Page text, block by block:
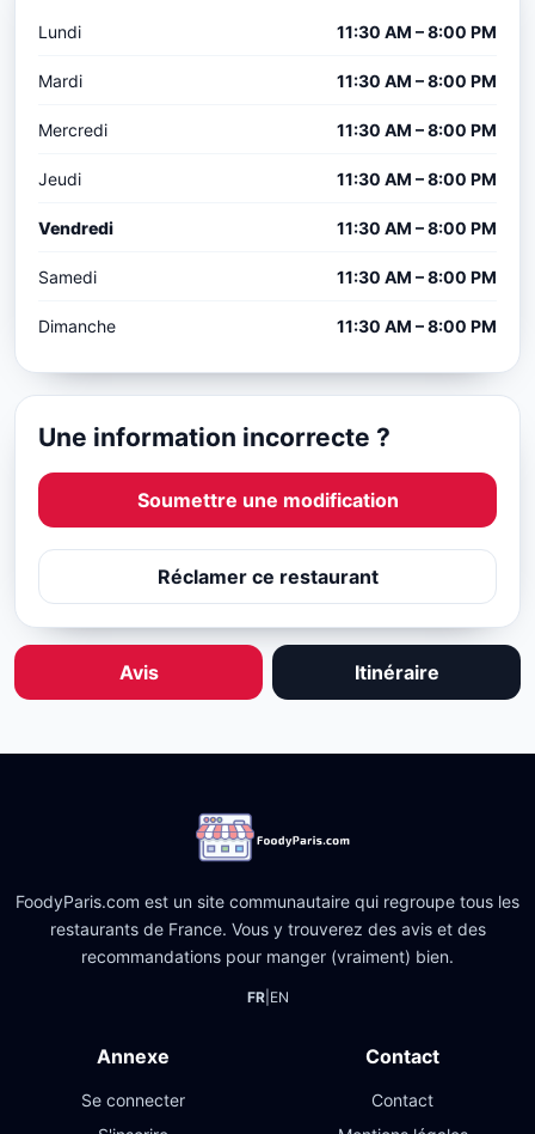
Lundi 11:30 AM – 8:00 PM
Mardi 11:30 AM – 8:00 PM
Mercredi 11:30 AM – 8:00 PM
Jeudi 11:30 AM – 8:00 PM
Vendredi 11:30 AM – 8:00 PM
Samedi 11:30 AM – 8:00 PM
Dimanche 11:30 AM – 8:00 PM
Une information incorrecte ?
Soumettre une modification
Réclamer ce restaurant
Avis Itinéraire
FoodyParis.com est un site communautaire qui regroupe tous les
restaurants de France. Vous y trouverez des avis et des
recommandations pour manger (vraiment) bien.
FR| EN
Annexe
Se connecter
Contact
Contact